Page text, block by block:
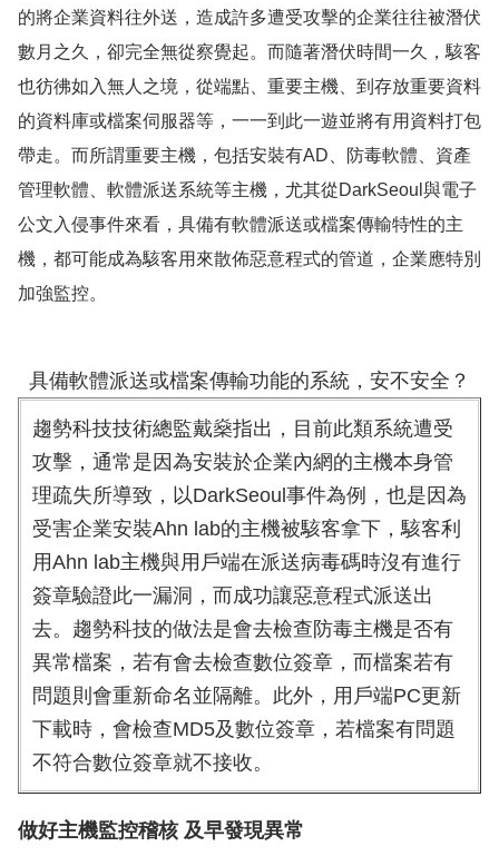
的將企業資料往外送，造成許多遭受攻擊的企業往往被潛伏
數月之久，卻完全無從察覺起。而隨著潛伏時間一久，駭客
也彷彿如入無人之境，從端點、重要主機、到存放重要資料
的資料庫或檔案伺服器等，一一到此一遊並將有用資料打包
帶走。而所謂重要主機，包括安裝有AD、防毒軟體、資產
管理軟體、軟體派送系統等主機，尤其從DarkSeoul與電子
公文入侵事件來看，具備有軟體派送或檔案傳輸特性的主
機，都可能成為駭客用來散佈惡意程式的管道，企業應特別
加強監控。
具備軟體派送或檔案傳輸功能的系統，安不安全？
趨勢科技技術總監戴燊指出，目前此類系統遭受
攻擊，通常是因為安裝於企業內網的主機本身管
理疏失所導致，以DarkSeoul事件為例，也是因為
受害企業安裝Ahn lab的主機被駭客拿下，駭客利
用Ahn lab主機與用戶端在派送病毒碼時沒有進行
簽章驗證此一漏洞，而成功讓惡意程式派送出
去。趨勢科技的做法是會去檢查防毒主機是否有
異常檔案，若有會去檢查數位簽章，而檔案若有
問題則會重新命名並隔離。此外，用戶端PC更新
下載時，會檢查MD5及數位簽章，若檔案有問題
不符合數位簽章就不接收。
做好主機監控稽核 及早發現異常